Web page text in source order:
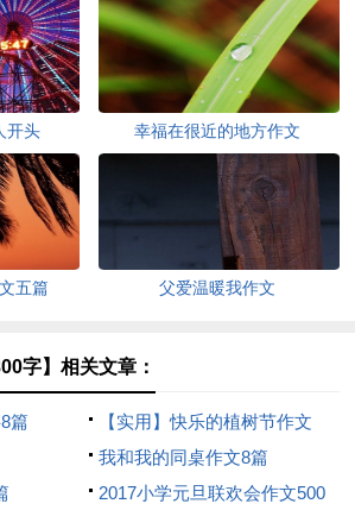
开头 幸福在很近的地方作文
五篇 父爱温暖我作文
字】相关文章：
篇
【实用】快乐的植树节作文
300字六篇
我和我的同桌作文8篇
2017小学元旦联欢会作文500